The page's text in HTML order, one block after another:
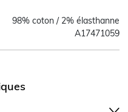
98% coton / 2% élasthanne
A17471059